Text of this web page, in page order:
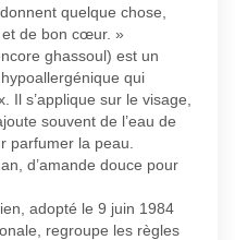
quelque chose,
de bon cœur. »
ghassoul) est un
qui
Il s’applique sur le visage,
souvent de l’eau de
parfumer la peau.
d’amande douce pour
adopté le 9 juin 1984
regroupe les règles